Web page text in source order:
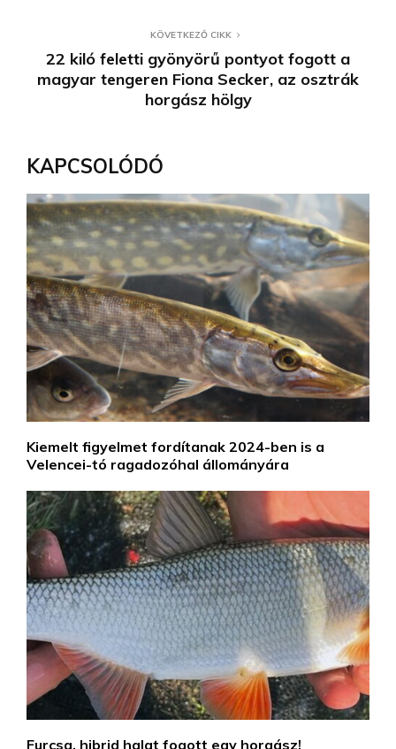
KÖVETKEZŐ CIKK
22 kiló feletti gyönyörű pontyot fogott a
magyar tengeren Fiona Secker, az osztrák
horgász hölgy
KAPCSOLÓDÓ
Kiemelt figyelmet fordítanak 2024-ben is a
Velencei-tó ragadozóhal állományára
Furcsa, hibrid halat fogott egy horgász!